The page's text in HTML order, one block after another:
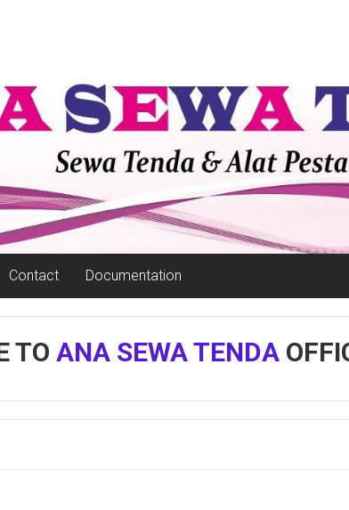
Contact Documentation
TO ANA SEWA TENDA